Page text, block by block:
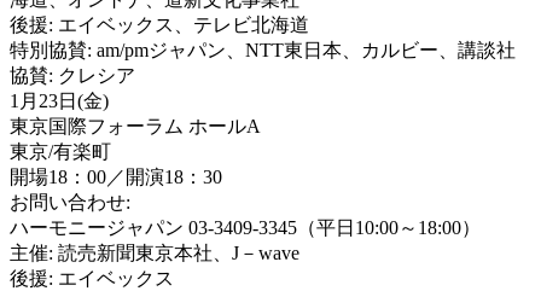
後援: エイベックス、テレビ北海道
特別協賛: am/pmジャパン、NTT東日本、カルビー、講談社
協賛: クレシア
1月23日(金)
東京国際フォーラム ホールA
東京/有楽町
開場18：00／開演18：30
お問い合わせ:
ハーモニージャパン 03-3409-3345（平日10:00～18:00）
主催: 読売新聞東京本社、J－wave
後援: エイベックス